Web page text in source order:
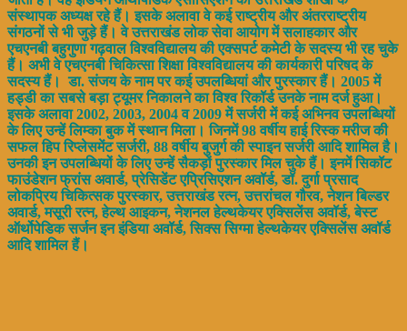
संस्थापक अध्यक्ष रहे हैं। इसके अलावा वे कई राष्ट्रीय और अंतरराष्ट्रीय
संगठनों से भी जुड़े हैं। वे उत्तराखंड लोक सेवा आयोग में सलाहकार और
एचएनबी बहुगुणा गढ़वाल विश्वविद्यालय की एक्सपर्ट कमेटी के सदस्य भी रह चुके
हैं। अभी वे एचएनबी चिकित्सा शिक्षा विश्वविद्यालय की कार्यकारी परिषद के
सदस्य हैं।डा. संजय के नाम पर कई उपलब्धियां और पुरस्कार हैं। 2005 में
हड्डी का सबसे बड़ा ट्यूमर निकालने का विश्व रिकॉर्ड उनके नाम दर्ज हुआ।
इसके अलावा 2002, 2003, 2004 व 2009 में सर्जरी में कई अभिनव उपलब्धियों
के लिए उन्हें लिम्का बुक में स्थान मिला। जिनमें 98 वर्षीय हाई रिस्क मरीज की
सफल हिप रिप्लेसमेंट सर्जरी, 88 वर्षीय बुजुर्ग की स्पाइन सर्जरी आदि शामिल है।
उनकी इन उपलब्धियों के लिए उन्हें सैकड़ों पुरस्कार मिल चुके हैं। इनमें सिकॉट
फाउंडेशन फ्रांस अवार्ड, प्रेसिडेंट एप्रिसिएशन अवॉर्ड, डॉ. दुर्गा प्रसाद
लोकप्रिय चिकित्सक पुरस्कार, उत्तराखंड रत्न, उत्तरांचल गौरव, नेशन बिल्डर
अवार्ड, मसूरी रत्न, हेल्थ आइकन, नेशनल हेल्थकेयर एक्सिलेंस अवॉर्ड, बेस्ट
ऑर्थोपेडिक सर्जन इन इंडिया अवॉर्ड, सिक्स सिग्मा हेल्थकेयर एक्सिलेंस अवॉर्ड
आदि शामिल हैं।